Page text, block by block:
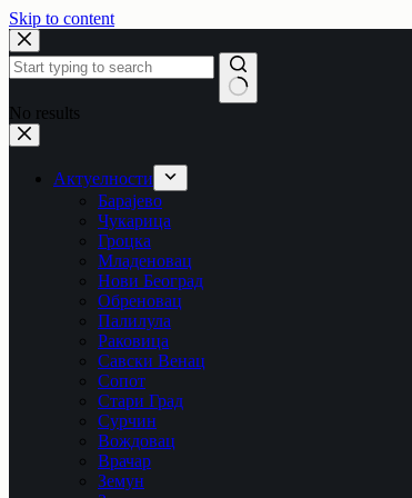
Skip to content
No results
Актуелности
Барајево
Чукарица
Гроцка
Младеновац
Нови Београд
Обреновац
Палилула
Раковица
Савски Венац
Сопот
Стари Град
Сурчин
Вождовац
Врачар
Земун